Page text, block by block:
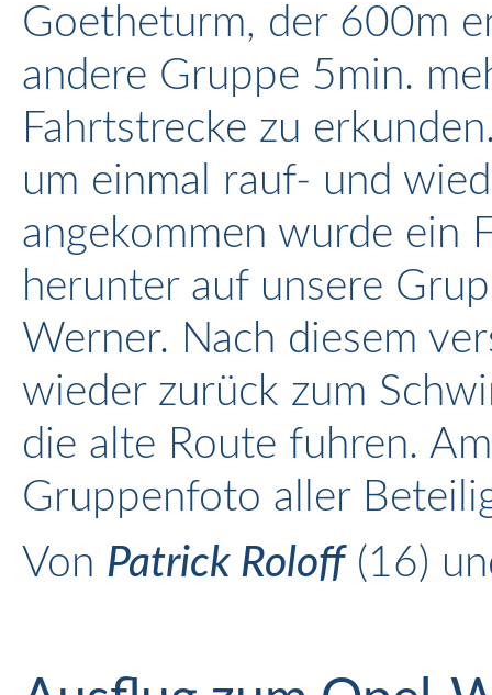
Goetheturm, der 600m
andere Gruppe 5min.
Fahrtstrecke zu
um einmal rauf- und
angekommen wurde ein
herunter auf unsere
Werner. Nach diesem
wieder zurück zum
die alte Route fuhren.
Gruppenfoto aller
Von Patrick Roloff(16)